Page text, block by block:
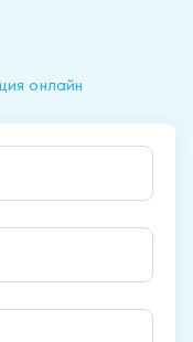
онлайн
согласие с
данных